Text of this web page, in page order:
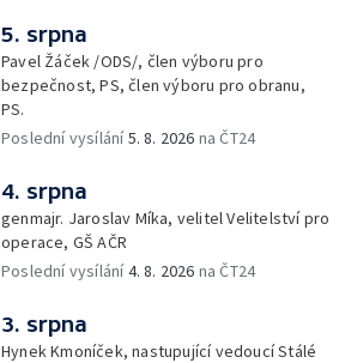
5. srpna
Pavel Žáček /ODS/, člen výboru pro
bezpečnost, PS, člen výboru pro obranu,
PS.
Poslední vysílání5. 8. 2026 na ČT24
4. srpna
genmajr. Jaroslav Míka, velitel Velitelství pro
operace, GŠ AČR
Poslední vysílání4. 8. 2026 na ČT24
3. srpna
Hynek Kmoníček, nastupující vedoucí Stálé